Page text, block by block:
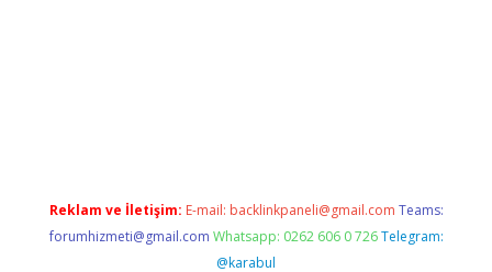
Reklam ve İletişim: E-mail: backlinkpaneli@gmail.com Teams:
forumhizmeti@gmail.com Whatsapp: 0262 606 0 726 Telegram:
@karabul